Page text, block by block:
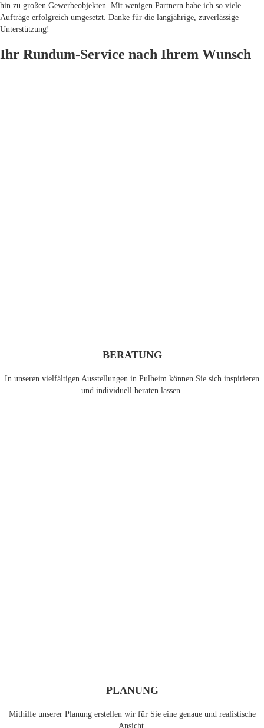
hin zu großen Gewerbeobjekten. Mit wenigen Partnern habe ich so viele
Aufträge erfolgreich umgesetzt. Danke für die langjährige, zuverlässige
Unterstützung!
Ihr Rundum-Service nach Ihrem Wunsch
BERATUNG
In unseren vielfältigen Ausstellungen in Pulheim können Sie sich inspirieren
und individuell beraten lassen.
PLANUNG
Mithilfe unserer Planung erstellen wir für Sie eine genaue und realistische
Ansicht.